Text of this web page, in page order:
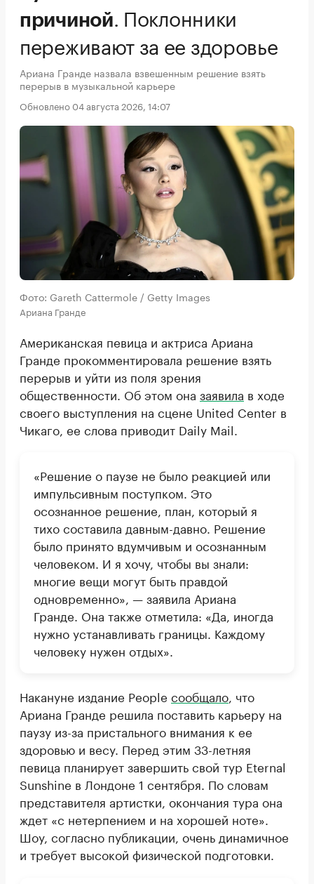
причиной. Поклонники
переживают за ее здоровье
Ариана Гранде назвала взвешенным решение взять
перерыв в музыкальной карьере
Обновлено 04 августа 2026, 14:07
Фото: Gareth Cattermole / Getty Images
Ариана Гранде
Американская певица и актриса Ариана
Гранде прокомментировала решение взять
перерыв и уйти из поля зрения
общественности. Об этом она заявила в ходе
своего выступления на сцене United Center в
Чикаго, ее слова приводит Daily Mail.
«Решение о паузе не было реакцией или
импульсивным поступком. Это
осознанное решение, план, который я
тихо составила давным-давно. Решение
было принято вдумчивым и осознанным
человеком. И я хочу, чтобы вы знали:
многие вещи могут быть правдой
одновременно», — заявила Ариана
Гранде. Она также отметила: «Да, иногда
нужно устанавливать границы. Каждому
человеку нужен отдых».
Накануне издание People сообщало, что
Ариана Гранде решила поставить карьеру на
паузу из-за пристального внимания к ее
здоровью и весу. Перед этим 33-летняя
певица планирует завершить свой тур Eternal
Sunshine в Лондоне 1 сентября. По словам
представителя артистки, окончания тура она
ждет «с нетерпением и на хорошей ноте».
Шоу, согласно публикации, очень динамичное
и требует высокой физической подготовки.